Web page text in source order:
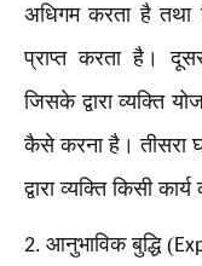
अधिगम करता है तथा
प्राप्त करता है।
जिसके द्वारा व्यक्ति
कैसे करना है। तीसरा
द्वारा व्यक्ति किसी
2. आनुभाविक बुद्धि (